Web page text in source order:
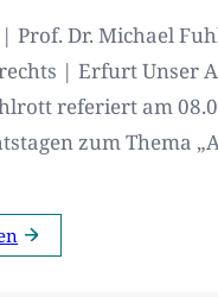
Prof. Dr. Michael
| Erfurt Unser
referiert am
zum Thema